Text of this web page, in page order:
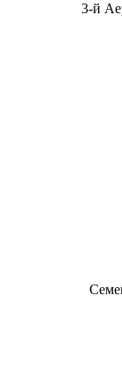
3-й